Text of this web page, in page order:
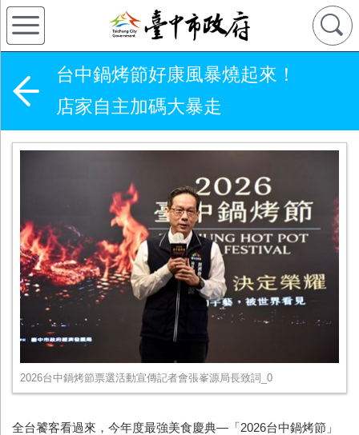
台中鍋烤節好康風暴燒起來！
店家自主加碼大暴走
2026台中鍋烤節票選活動宣傳記者會張峯源局長致詞_0
全台饕客看過來，今年度最強美食慶典—「2026台中鍋烤節」